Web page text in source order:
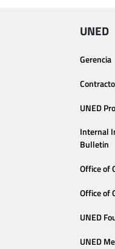
UNED
Gerencia
UNED
Internal
Bulletin
Office of
Office of
UNED
UNED